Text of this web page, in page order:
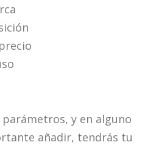
y en alguno
añadir, tendrás tu